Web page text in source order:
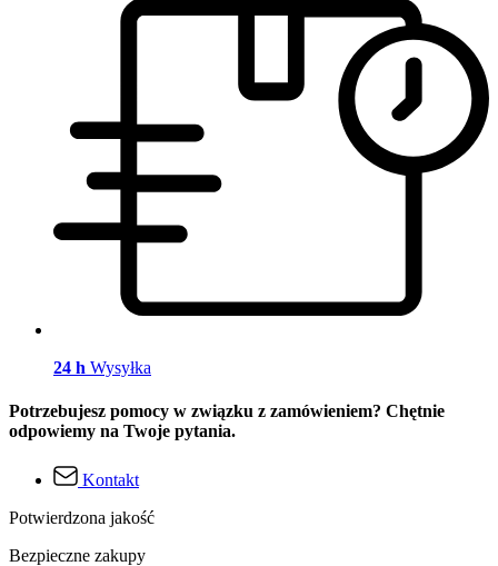
24 h Wysyłka
Potrzebujesz pomocy w związku z zamówieniem? Chętnie
odpowiemy na Twoje pytania.
Kontakt
Potwierdzona jakość
Bezpieczne zakupy